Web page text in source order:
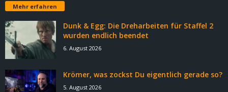
Mehr erfahren
Dunk & Egg: Die Dreharbeiten für Staffel 2
wurden endlich beendet
6. August 2026
Krömer, was zockst Du eigentlich gerade so?
5. August 2026